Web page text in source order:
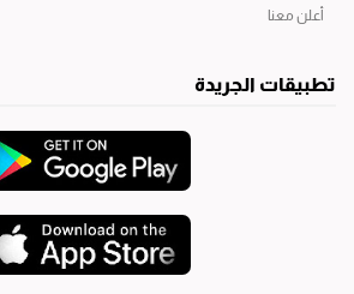
أعلن معنا
تطبيقات الجريدة